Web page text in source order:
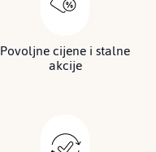
Povoljne cijene i stalne
akcije